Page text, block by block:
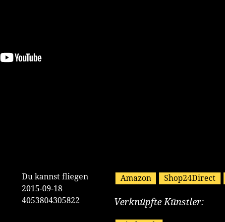
Du kannst fliegen
2015-09-18
4053804305822
Amazon Shop24Direct
Verknüpfte Künstler: